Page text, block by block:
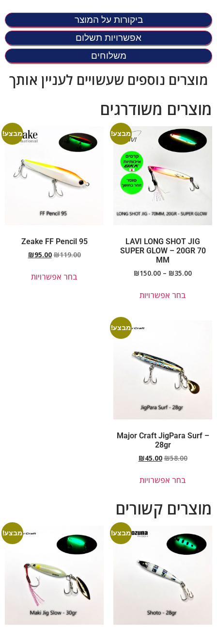
ביקורות על המוצר
אפשרויות תשלום
משלוחים
מוצרים נוספים שעשויים לעניין אותך
מוצרים משודרגים
מבצע!
LAVI LONG SHOT JIG
SUPER GLOW – 20GR 70
MM
₪35.00
–
₪150.00
בחר אפשרויות
מבצע!
Zeake FF Pencil 95
₪119.00
₪95.00
בחר אפשרויות
מבצע!
Major Craft JigPara Surf –
28gr
₪58.00
₪45.00
בחר אפשרויות
מוצרים קשורים
מבצע! מבצע!